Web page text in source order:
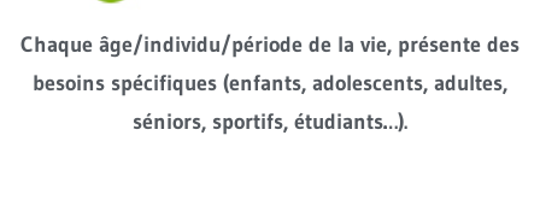
Chaque âge/individu/période de la vie, présente des
besoins spécifiques (enfants, adolescents, adultes,
séniors, sportifs, étudiants…).